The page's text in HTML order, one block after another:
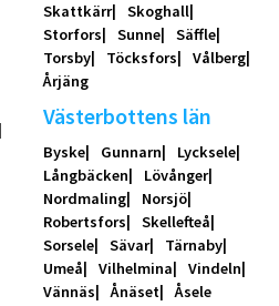
Skattkärr
Skoghall
Storfors
Sunne
Säffle
Torsby
Töcksfors
Vålberg
Årjäng
Västerbottens län
Byske Gunnarn
Lycksele
Långbäcken
Lövånger
Nordmaling
Norsjö
Robertsfors
Skellefteå
Sorsele
Sävar
Tärnaby
Umeå
Vilhelmina
Vindeln
Vännäs
Ånäset Åsele